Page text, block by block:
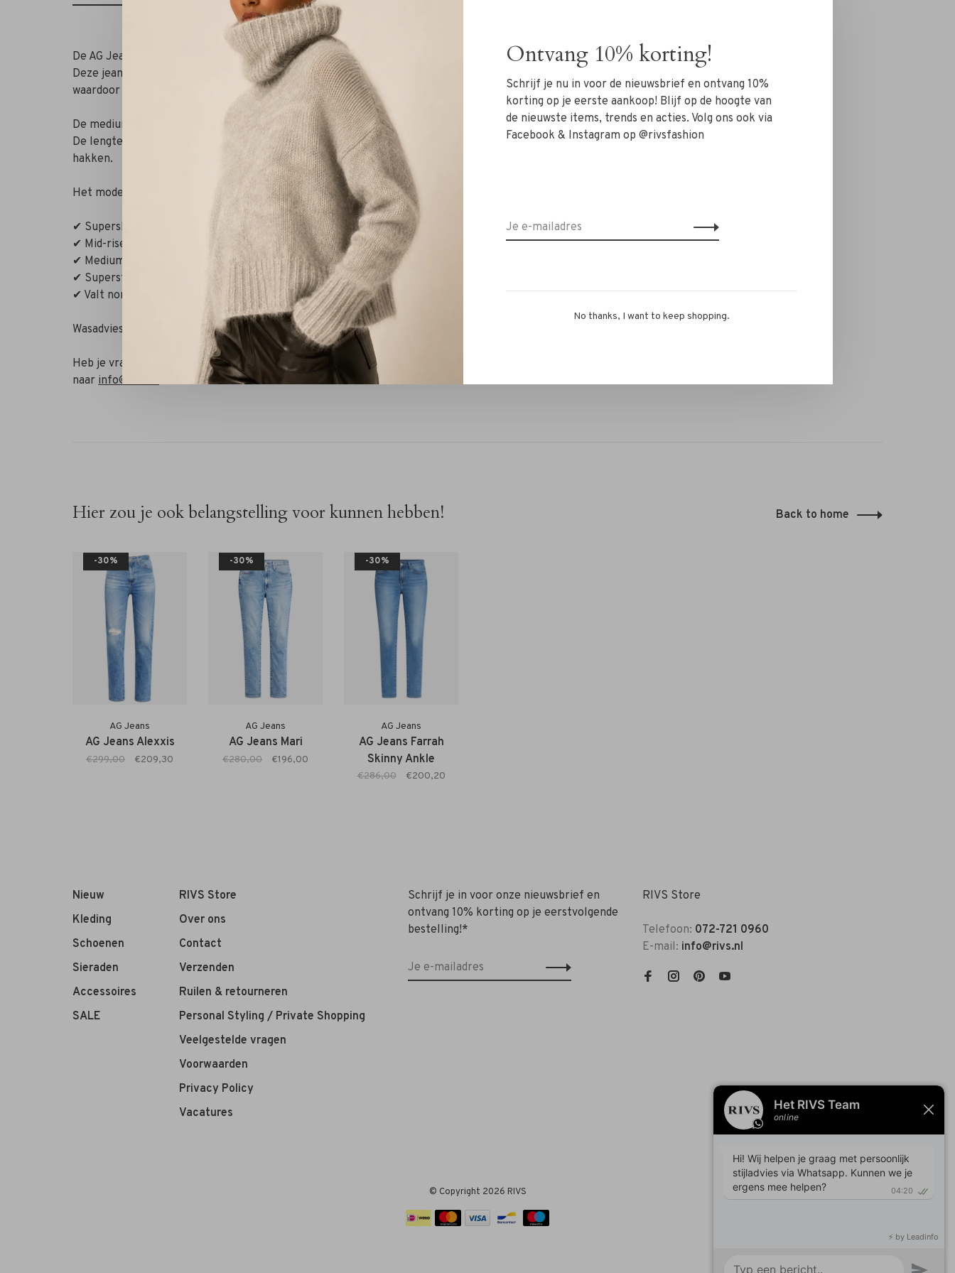
De AG Jeans Legging Ankle Alliance is een flatterende skinny jeans met het comfort van een legging.
Deze jeans heeft een mid waist en is vervaardigd van superstretch denim (98% katoen, 2% spandex),
waardoor hij perfect aansluit van heup tot enkel zonder strak te voelen.
De mediumblauwe wassing geeft een klassieke look die zowel casual als gekleed gestyled kan worden.
De lengte valt tot net boven de enkel, waardoor hij prachtig combineert met sneakers, laarzen of
hakken.
Het model is 1.75 m en draagt maat 25. Valt normaal qua maat.
✔ Superskinny fit met legginggevoel
✔ Mid-rise taille voor een comfortabele pasvorm
✔ Mediumblauwe wassing
✔ Superstretch voor optimaal draagcomfort
✔ Valt normaal
Wasadvies: 30 graden fijne was, mag in de droger.
Heb je vragen of wil je combineren met andere items? Stuur ons een WhatsApp op 06-13069593, mail
naar info@rivs.nl of bel 072-7210960. Je bent ook welkom in onze winkel in Alkmaar – Ritsevoort 21!
Hier zou je ook belangstelling voor kunnen hebben! Back to home
-30%
AG Jeans
AG Jeans Alexxis
€299,00 €209,30
-30%
AG Jeans
AG Jeans Mari
€280,00 €196,00
-30%
AG Jeans
AG Jeans Farrah
Skinny Ankle
€286,00 €200,20
Nieuw
Kleding
Schoenen
Sieraden
Accessoires
SALE
RIVS Store
Over ons
Contact
Verzenden
Ruilen & retourneren
Personal Styling / Private Shopping
Veelgestelde vragen
Voorwaarden
Privacy Policy
Vacatures
Schrijf je in voor onze nieuwsbrief en
ontvang 10% korting op je eerstvolgende
bestelling!*
RIVS Store
Telefoon: 072-721 0960
E-mail: info@rivs.nl
© Copyright 2026 RIVS
Ontvang 10% korting!
Schrijf je nu in voor de nieuwsbrief en ontvang 10%
korting op je eerste aankoop! Blijf op de hoogte van
de nieuwste items, trends en acties. Volg ons ook via
Facebook & Instagram op @rivsfashion
No thanks, I want to keep shopping.